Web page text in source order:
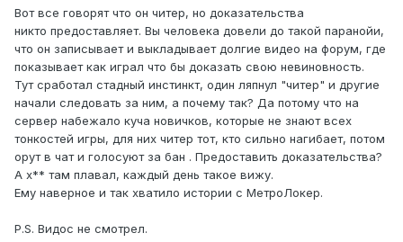
Вот все говорят что он читер, но доказательства
никто предоставляет. Вы человека довели до такой паранойи,
что он записывает и выкладывает долгие видео на форум, где
показывает как играл что бы доказать свою невиновность.
Тут сработал стадный инстинкт, один ляпнул "читер" и другие
начали следовать за ним, а почему так? Да потому что на
сервер набежало куча новичков, которые не знают всех
тонкостей игры, для них читер тот, кто сильно нагибает, потом
орут в чат и голосуют за бан . Предоставить доказательства?
А х** там плавал, каждый день такое вижу.
Ему наверное и так хватило истории с МетроЛокер.
P.S. Видос не смотрел.